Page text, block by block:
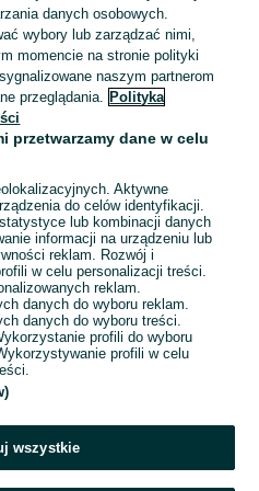
pracy, Praca w weekendy
Abra - Bielsko - Biała,
zawodowe
+ prowizja
pracy, Praca w weekendy
1 inne
danych osobowych.
wybory lub zarządzać nimi,
momencie na stronie polityki
naszym partnerom
przeglądania. Polityka
przetwarzamy dane w celu
Aktywne
do celów identyfikacji.
lub kombinacji danych
informacji na urządzeniu lub
reklam. Rozwój i
w celu personalizacji treści.
reklam.
danych do wyboru reklam.
danych do wyboru treści.
profili do wyboru
profili w celu
wszystkie